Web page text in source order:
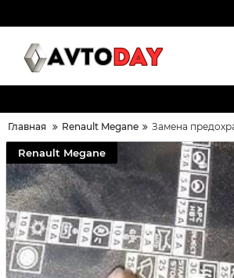
Главная Renault Megane Замена
Renault Megane